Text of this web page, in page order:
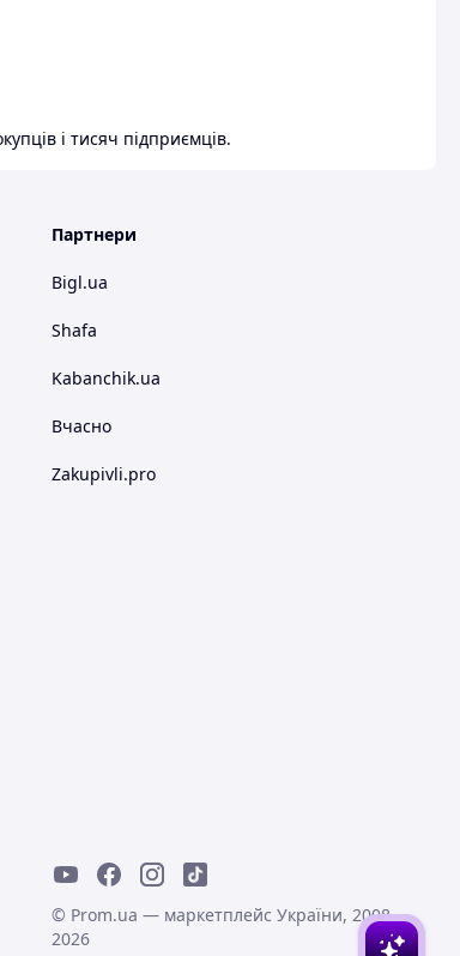
і тисяч підприємців.
Партнери
Bigl.ua
Shafa
Kabanchik.ua
Вчасно
Zakupivli.pro
© Prom.ua — маркетплейс України, 2008-
2026